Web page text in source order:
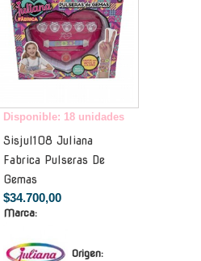
Disponible: 18 unidades
Sisjul108 Juliana
Fabrica Pulseras De
Gemas
$34.700,00
Marca:
Origen: